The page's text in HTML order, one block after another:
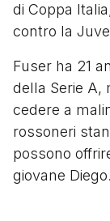
di Coppa
contro la
Fuser ha 21
della Serie A,
cedere a
rossoneri
possono
giovane Diego.